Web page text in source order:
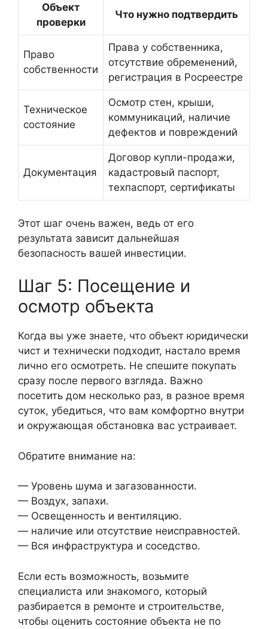
Объект
проверки
Что нужно подтвердить
Право
собственности
Права у собственника,
отсутствие обременений,
регистрация в Росреестре
Техническое
состояние
Осмотр стен, крыши,
коммуникаций, наличие
дефектов и повреждений
Документация
Договор купли-продажи,
кадастровый паспорт,
техпаспорт, сертификаты
Этот шаг очень важен, ведь от его
результата зависит дальнейшая
безопасность вашей инвестиции.
Шаг 5: Посещение и
осмотр объекта
Когда вы уже знаете, что объект юридически
чист и технически подходит, настало время
лично его осмотреть. Не спешите покупать
сразу после первого взгляда. Важно
посетить дом несколько раз, в разное время
суток, убедиться, что вам комфортно внутри
и окружающая обстановка вас устраивает.
Обратите внимание на:
— Уровень шума и загазованности.
— Воздух, запахи.
— Освещенность и вентиляцию.
— наличие или отсутствие неисправностей.
— Вся инфраструктура и соседство.
Если есть возможность, возьмите
специалиста или знакомого, который
разбирается в ремонте и строительстве,
чтобы оценить состояние объекта не по